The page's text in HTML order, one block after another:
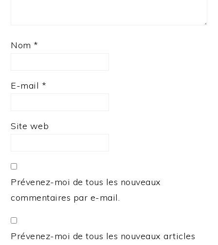
Nom *
E-mail *
Site web
Prévenez-moi de tous les nouveaux
commentaires par e-mail.
Prévenez-moi de tous les nouveaux articles